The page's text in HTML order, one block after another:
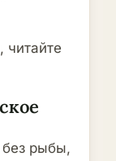
читайте
рыбы,